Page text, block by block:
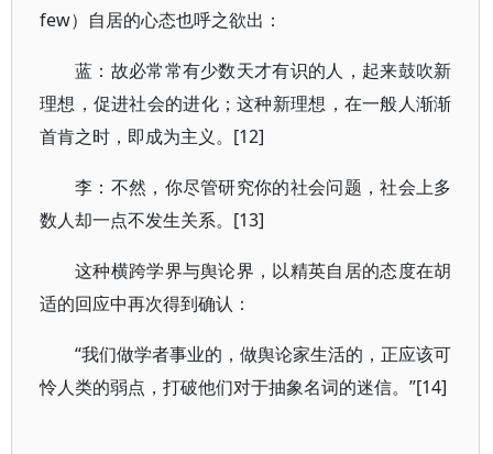
few）自居的心态也呼之欲出：
蓝：故必常常有少数天才有识的人，起来鼓吹新
理想，促进社会的进化；这种新理想，在一般人渐渐
首肯之时，即成为主义。[12]
李：不然，你尽管研究你的社会问题，社会上多
数人却一点不发生关系。[13]
这种横跨学界与舆论界，以精英自居的态度在胡
适的回应中再次得到确认：
“我们做学者事业的，做舆论家生活的，正应该可
怜人类的弱点，打破他们对于抽象名词的迷信。”[14]